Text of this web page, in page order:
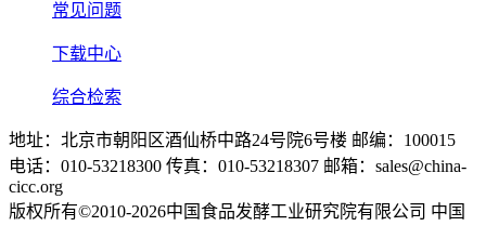
常见问题
下载中心
综合检索
地址：北京市朝阳区酒仙桥中路24号院6号楼 邮编：100015
电话：010-53218300 传真：010-53218307 邮箱：sales@china-
cicc.org
版权所有©2010-2026中国食品发酵工业研究院有限公司 中国